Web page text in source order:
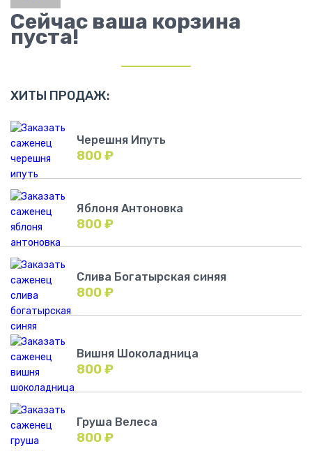
Сейчас ваша корзина
пуста!
ХИТЫ ПРОДАЖ:
Черешня Ипуть
800₽
Яблоня Антоновка
800₽
Слива Богатырская синяя
800₽
Вишня Шоколадница
800₽
Груша Велеса
800₽